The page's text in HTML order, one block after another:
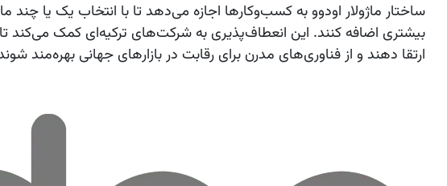
ساختار ماژولار اودوو به کسب‌وکارها اجازه می‌دهد تا با انتخاب یک یا چند
بیشتری اضافه کنند. این انعطاف‌پذیری به شرکت‌های ترکیه‌ای کمک می‌کند
ارتقا دهند و از فناوری‌های مدرن برای رقابت در بازارهای جهانی بهره‌مند